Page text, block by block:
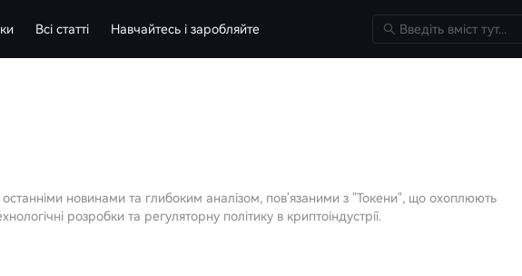
Всі статті Навчайтесь і заробляйте
новинами та глибоким аналізом, пов'язаними з "Токени", що охоплюють
розробки та регуляторну політику в криптоіндустрії.